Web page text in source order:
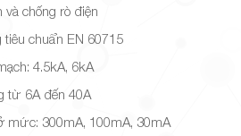
và chống rò điện
chuẩn EN 60715
4.5kA, 6kA
từ 6A đến 40A
mức: 300mA, 100mA, 30mA